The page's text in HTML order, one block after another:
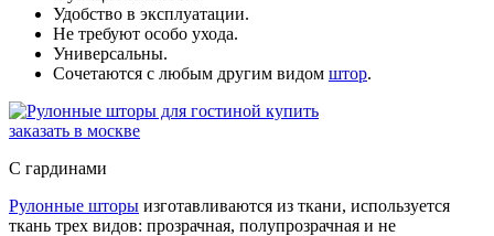
Удобство в эксплуатации.
Не требуют особо ухода.
Универсальны.
Сочетаются с любым другим видом штор.
С гардинами
Рулонные шторы изготавливаются из ткани, используется
ткань трех видов: прозрачная, полупрозрачная и не